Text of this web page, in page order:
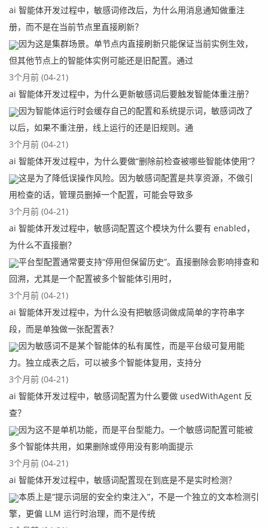
ai 智能体开发过程中，敏感词修改后，为什么用消息通知做重注
册，而不是在当前节点里直接刷新？
因为这是集群场景。单节点内直接刷新只能保证当前实例生效，
但其他节点上的智能体实例可能还是旧配置。通过
3个月前 (04-21)
ai 智能体开发过程中，为什么更新敏感词后要触发智能体重注册？
因为智能体运行时会缓存自己的配置和系统提示词，敏感词改了
以后，如果不重注册，线上运行的还是旧规则。通
3个月前 (04-21)
ai 智能体开发过程中，为什么要做“删除前检查被哪些智能体使用”？
这是为了降低误操作风险。因为敏感词配置是共享资源，不做引
用检查的话，管理员删掉一个配置，可能会导致多
3个月前 (04-21)
ai 智能体开发过程中，敏感词配置这个模块为什么要有 enabled，
为什么不直接删？
平台型配置通常要支持“停用但保留历史”。直接删除会影响排查和
回溯，尤其是一个配置被多个智能体引用时，
3个月前 (04-21)
ai 智能体开发过程中，为什么没有把敏感词做成简单的字符串字
段，而是单独做一张配置表？
因为敏感词不是某个智能体的私有属性，而是平台级可复用能
力。独立成表之后，可以被多个智能体复用，支持分
3个月前 (04-21)
ai 智能体开发过程中，敏感词配置为什么要做 usedWithAgent 反
查？
因为这不是单机功能，而是平台型能力。一个敏感词配置可能被
多个智能体共用，如果删除或停用没有影响面提示
3个月前 (04-21)
ai 智能体开发过程中，敏感词配置现在到底是不是实时检测？
本质上是“提示词层的安全约束注入”，不是一个独立的文本检测引
擎，更偏 LLM 运行时治理，而不是传统